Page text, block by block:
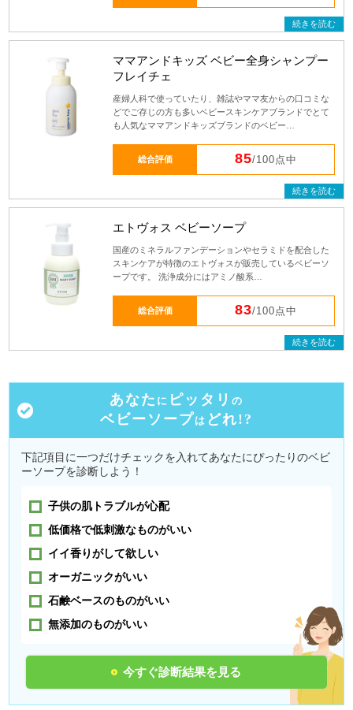
続きを読む
ママアンドキッズ ベビー全身シャンプー
フレイチェ
産婦人科で使っていたり、雑誌やママ友からの口コミな
どでご存じの方も多いベビースキンケアブランドでとて
も人気なママアンドキッズブランドのベビー…
続きを読む
総合評価 85/100点中
エトヴォス ベビーソープ
国産のミネラルファンデーションやセラミドを配合した
スキンケアが特徴のエトヴォスが販売しているベビーソ
ープです。 洗浄成分にはアミノ酸系…
続きを読む
総合評価 83/100点中
あなた に ピッタリ の
ベビーソープは どれ!?
下記項目に一つだけチェックを入れてあなたにぴったりのベビ
ーソープを診断しよう！
子供の肌トラブルが心配
低価格で低刺激なものがいい
イイ香りがして欲しい
オーガニックがいい
石鹸ベースのものがいい
無添加のものがいい
今すぐ診断結果を見る